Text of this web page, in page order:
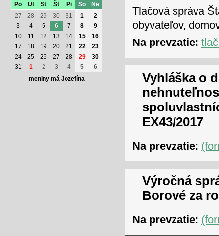
Po
Ut St Št Pi So
Ne
27
28 29 30 31 1
2
3
4 5 6 7 8
9
10
11 12 13 14 15
16
17
18 19 20 21 22
23
24
25 26 27 28 29
30
31
1 2 3 4 5
6
meniny má Jozefína
Tlačová správa
obyvateľov,
Na prevzatie:
Vyhláška o
EX43/2017
Na prevzatie:
Výročná
Borové za
Na prevzatie: